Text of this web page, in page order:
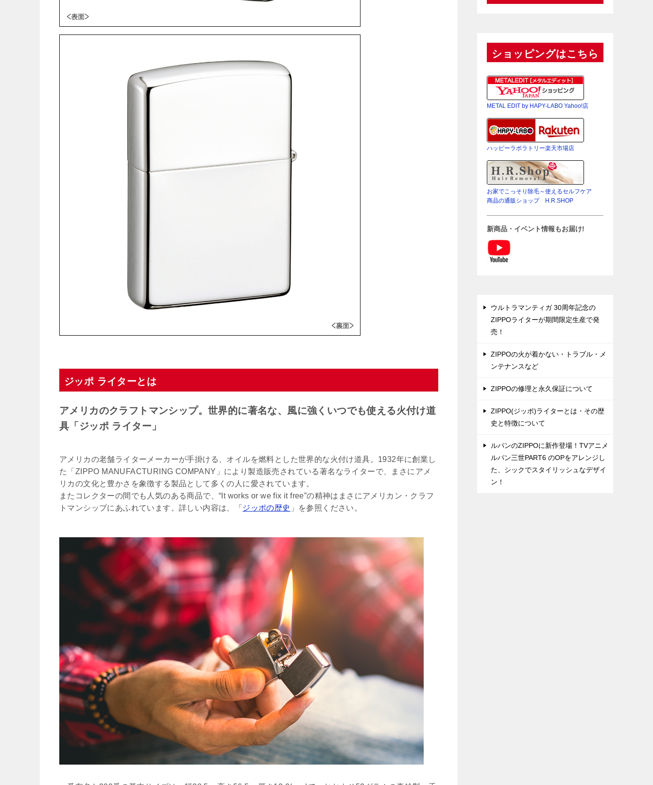
ジッポ ライターとは
アメリカのクラフトマンシップ。世界的に著名な、風に強くいつでも使える火付け道
具「ジッポ ライター」
アメリカの老舗ライターメーカーが手掛ける、オイルを燃料とした世界的な火付け道具。1932年に創業し
た「ZIPPO MANUFACTURING COMPANY」により製造販売されている著名なライターで、まさにアメ
リカの文化と豊かさを象徴する製品として多くの人に愛されています。
またコレクターの間でも人気のある商品で、“It works or we fix it free”の精神はまさにアメリカン・クラフ
トマンシップにあふれています。詳しい内容は、「 ジッポの歴史 」を参照ください。
ショッピングはこちら
METAL EDIT by HAPY-LABO Yahoo!店
ハッピーラボラトリー楽天市場店
お家でこっそり除毛～使えるセルフケア
商品の通販ショップ H.R.SHOP
新商品・イベント情報もお届け!
ウルトラマンティガ 30周年記念の
ZIPPOライターが期間限定生産で発
売！
ZIPPOの火が着かない・トラブル・メ
ンテナンスなど
ZIPPOの修理と永久保証について
ZIPPO(ジッポ)ライターとは・その歴
史と特徴について
ルパンのZIPPOに新作登場！TVアニメ
ルパン三世PART6 のOPをアレンジし
た、シックでスタイリッシュなデザイ
ン！